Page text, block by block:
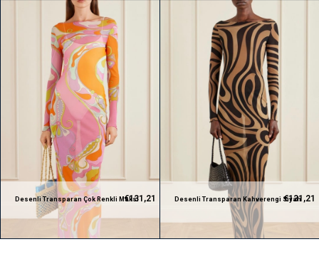
Desenli Transparan Çok Renkli Maksi
Premium Elbise
€131,21
Desenli Transparan Kahverengi Siyah
Maksi Premium Elbise
€131,21